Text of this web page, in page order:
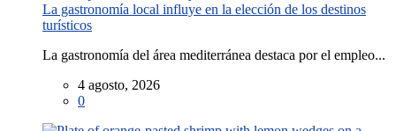
La gastronomía local influye en la elección de los destinos
turísticos
La gastronomía del área mediterránea destaca por el empleo...
4 agosto, 2026
0